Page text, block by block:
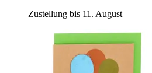
Zustellung bis 11. August